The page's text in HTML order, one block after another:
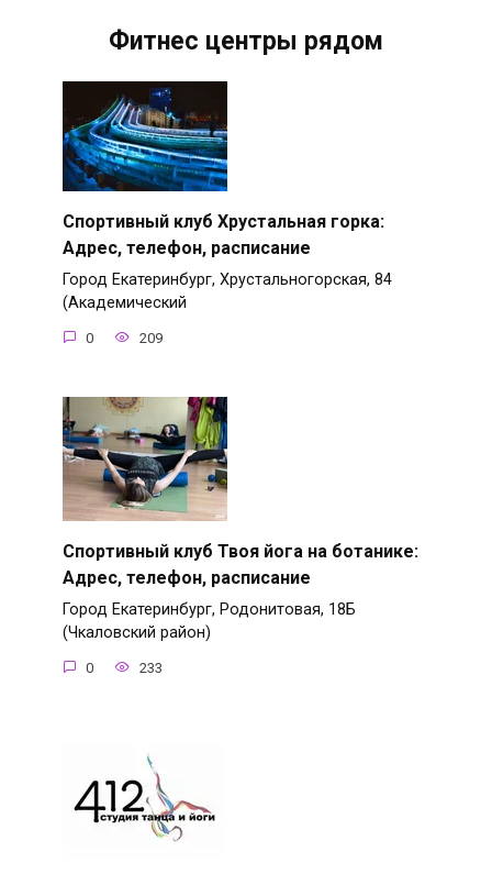
Фитнес центры рядом
Спортивный клуб Хрустальная горка:
Адрес, телефон, расписание
Город Екатеринбург, Хрустальногорская, 84
(Академический
0 209
Спортивный клуб Твоя йога на ботанике:
Адрес, телефон, расписание
Город Екатеринбург, Родонитовая, 18Б
(Чкаловский район)
0 233